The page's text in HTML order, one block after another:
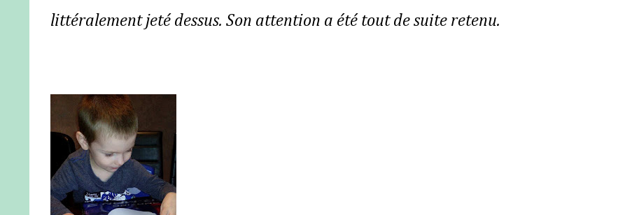
littéralementjeté dessus. Son attention a été tout de suite retenu.